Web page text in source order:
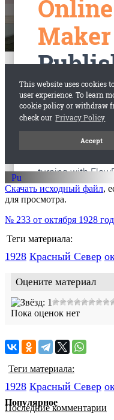
старые газеты
Скачать исходный файл,
для просмотра.
№ 233 от октября 1928
Теги материала:
1928 Красный Cевер
Оцените материал
Пока оценок нет
Теги материала:
1928 Красный Cевер
Последние комментарии
Популярное